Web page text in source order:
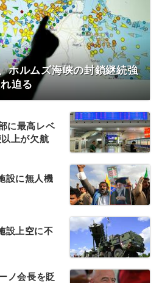
ホルムズ海峡の封鎖継続強
迫る
に最高レベ
上が欠航
設に無人機
設上空に不
ノ会長を貶